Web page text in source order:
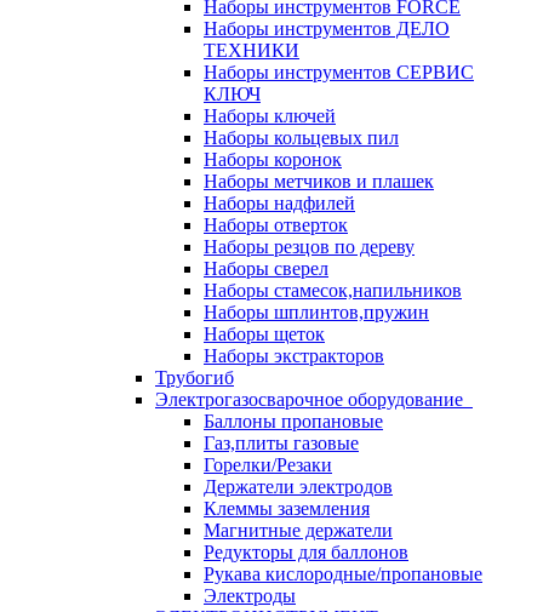
Наборы инструментов FORCE
Наборы инструментов ДЕЛО
ТЕХНИКИ
Наборы инструментов СЕРВИС
КЛЮЧ
Наборы ключей
Наборы кольцевых пил
Наборы коронок
Наборы метчиков и плашек
Наборы надфилей
Наборы отверток
Наборы резцов по дереву
Наборы сверел
Наборы стамесок,напильников
Наборы шплинтов,пружин
Наборы щеток
Наборы экстракторов
Трубогиб
Электрогазосварочное оборудование
Баллоны пропановые
Газ,плиты газовые
Горелки/Резаки
Держатели электродов
Клеммы заземления
Магнитные держатели
Редукторы для баллонов
Рукава кислородные/пропановые
Электроды